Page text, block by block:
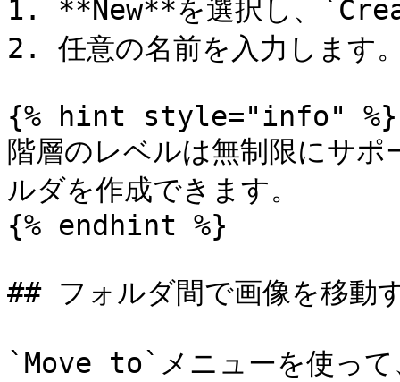
1. **New**を選択し、
2. 任意の名前を入力します
{% hint style="info" %}
階層のレベルは無制限にサ
ルダを作成できます。
{% endhint %}
## フォルダ間で画像を移動
`Move to`メニューを使って